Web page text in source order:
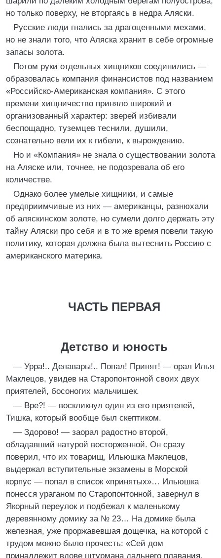
но только поверху, не вторгаясь в недра Аляски.
Русские люди гнались за драгоценными мехами,
но не знали того, что Аляска хранит в себе огромные
запасы золота.
Потом руки отдельных хищников соединились —
образовалась компания финансистов под названием
«Российско-Американская компания». С этого
времени хищничество приняло широкий и
организованный характер: зверей избивали
беспощадно, туземцев теснили, душили,
сознательно вели их к гибели, к вырождению.
Но и «Компания» не знала о существовании золота
на Аляске или, точнее, не подозревала об его
количестве.
Однако более умелые хищники, и самые
предприимчивые из них — американцы, разнюхали
об аляскинском золоте, но сумели долго держать эту
тайну Аляски про себя и в то же время повели такую
политику, которая должна была вытеснить Россию с
американского материка.
ЧАСТЬ ПЕРВАЯ
Детство и юность
— Урра!.. Делавары!.. Попал! Принят! — орал Илья
Маклецов, увидев на Старопонтонной своих двух
приятелей, босоногих мальчишек.
— Вре?! — воскликнул один из его приятелей,
Тишка, который вообще был скептиком.
— Здорово! — заорал радостно второй,
обладавший натурой восторженной. Он сразу
поверил, что их товарищ, Ильюшка Маклецов,
выдержал вступительные экзамены в Морской
корпус — попал в список «принятых»… Ильюшка
понесся ураганом по Старопонтонной, завернул в
Якорный переулок и подбежал к маленькому
деревянному домику за № 23… На домике была
железная, уже проржавевшая дощечка, на которой с
трудом можно было прочесть: «Сей дом
принадлежит вдове штурмана дальнего плавания.